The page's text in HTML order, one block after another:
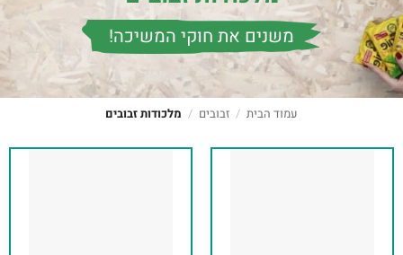
משנים את חוקי המשיכה!
עמוד הבית / זבובים / מלכודות זבובים